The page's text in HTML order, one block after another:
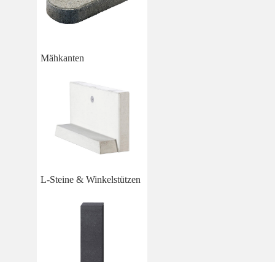
Mähkanten
L-Steine & Winkelstützen